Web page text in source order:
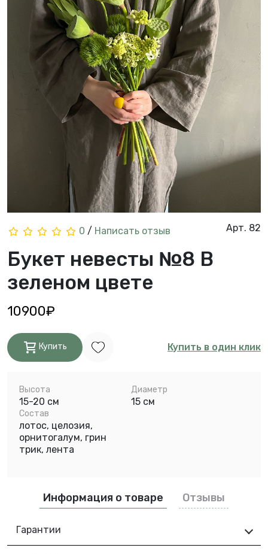
0 / Написать отзыв Арт. 82
Букет невесты №8 В
зеленом цвете
10900₽
Купить Купить в один клик
Высота
15-20 см
Диаметр
15 см
Состав
лотос, целозия,
орнитогалум, грин
трик, лента
Информация о товаре Отзывы
Гарантии